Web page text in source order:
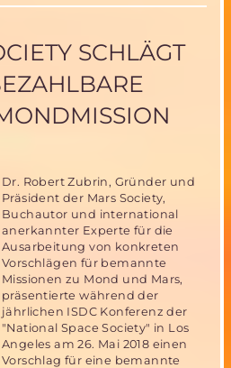
der
der
München
SCHLÄGT
Dr. Robert Zubrin, Gründer und
Präsident der Mars Society,
Buchautor und international
anerkannter Experte für die
Ausarbeitung von konkreten
Vorschlägen für bemannte
Missionen zu Mond und Mars,
präsentierte während der
jährlichen ISDC Konferenz der
"National Space Society" in Los
Angeles am 26. Mai 2018 einen
Vorschlag für eine bemannte